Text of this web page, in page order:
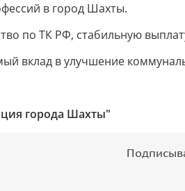
в город Шахты.
по ТК РФ, стабильную
вклад в улучшение
города Шахты"